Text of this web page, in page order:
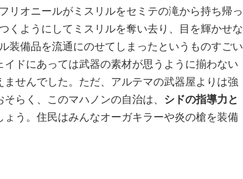
リオニールがミスリルをセミテの滝から持ち帰っ
くようにしてミスリルを奪い去り、目を輝かせな
装備品を流通にのせてしまったというものすごい
ドにあっては武器の素材が思うように揃わない
せんでした。ただ、アルテマの武器屋よりは強
らく、このマハノンの自治は、 シドの指導力と
う。住民はみんなオーガキラーや炎の槍を装備